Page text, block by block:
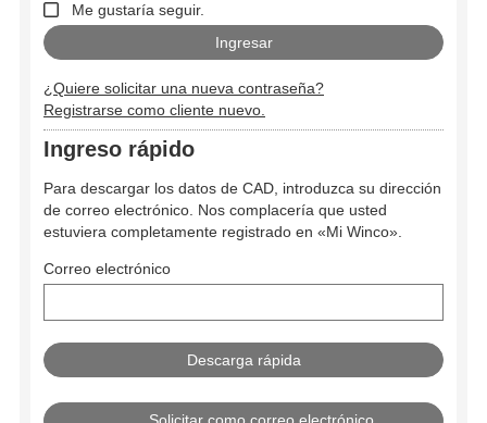
Me gustaría seguir.
¿Quiere solicitar una nueva contraseña?
Registrarse como cliente nuevo.
Ingreso rápido
Para descargar los datos de CAD, introduzca su dirección
de correo electrónico. Nos complacería que usted
estuviera completamente registrado en «Mi Winco».
Correo electrónico
Solicitar como correo electrónico